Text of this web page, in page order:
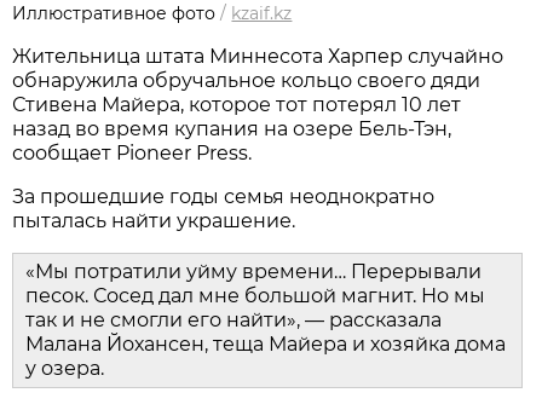
Иллюстративное фото / kzaif.kz
Жительница штата Миннесота Харпер случайно
обнаружила обручальное кольцо своего дяди
Стивена Майера, которое тот потерял 10 лет
назад во время купания на озере Бель-Тэн,
сообщает Pioneer Press.
За прошедшие годы семья неоднократно
пыталась найти украшение.
«Мы потратили уйму времени… Перерывали
песок. Сосед дал мне большой магнит. Но мы
так и не смогли его найти», — рассказала
Малана Йохансен, теща Майера и хозяйка дома
у озера.